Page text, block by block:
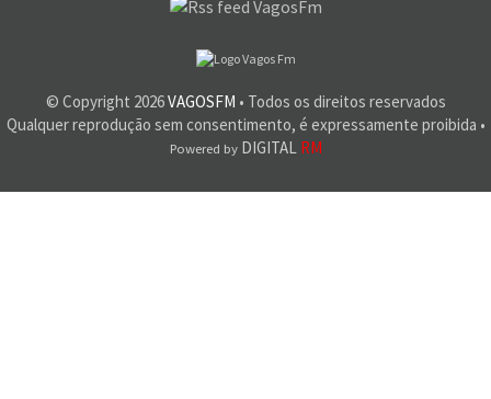
© Copyright 2026VAGOSFM • Todos os direitos reservados
Qualquer reprodução sem consentimento, é expressamente proibida •
Powered byDIGITAL RM